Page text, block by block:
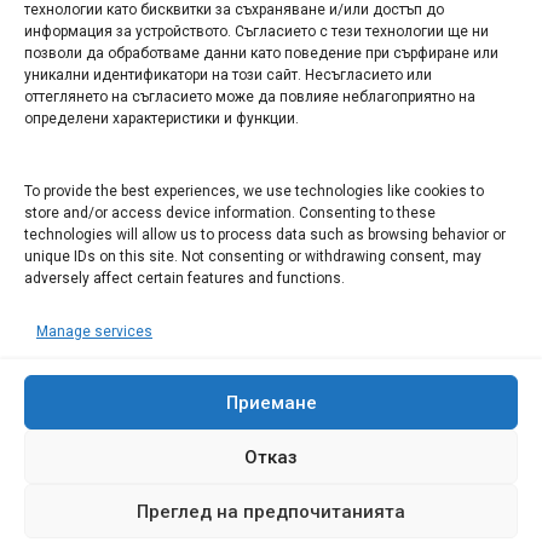
технологии като бисквитки за съхраняване и/или достъп до
информация за устройството. Съгласието с тези технологии ще ни
позволи да обработваме данни като поведение при сърфиране или
уникални идентификатори на този сайт. Несъгласието или
оттеглянето на съгласието може да повлияе неблагоприятно на
определени характеристики и функции.
To provide the best experiences, we use technologies like cookies to
store and/or access device information. Consenting to these
technologies will allow us to process data such as browsing behavior or
unique IDs on this site. Not consenting or withdrawing consent, may
adversely affect certain features and functions.
Manage services
Приемане
Отказ
Преглед на предпочитанията
Арт галерия "Мостове" – магазин за изкуство
СЕВЕРОЗАПАДА ИНФОРМАЦИОНЕН БИЗНЕС
ТУРИСТИЧЕСКИ КЛЪСТЕР
ИНСТИТУЦИИ В ЛОВЕЧ
Административен съд Ловеч
Областна администрация Ловеч
ОДМВР Ловеч
Окръжен съд Ловеч